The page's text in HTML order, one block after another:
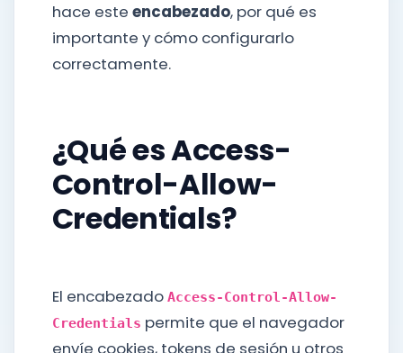
hace este encabezado, por qué es
importante y cómo configurarlo
correctamente.
¿Qué es Access-
Control-Allow-
Credentials?
El encabezado Access-Control-Allow-
Credentials permite que el navegador
envíe cookies, tokens de sesión u otros